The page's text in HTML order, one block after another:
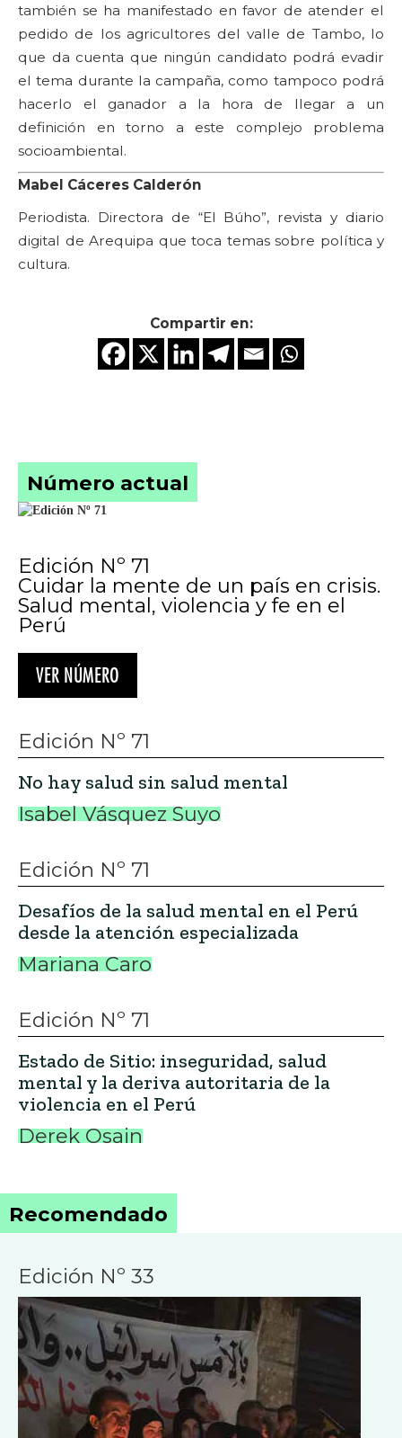
también se ha manifestado en favor de atender el
pedido de los agricultores del valle de Tambo, lo
que da cuenta que ningún candidato podrá evadir
el tema durante la campaña, como tampoco podrá
hacerlo el ganador a la hora de llegar a un
definición en torno a este complejo problema
socioambiental.
Mabel Cáceres Calderón
Periodista. Directora de “El Búho”, revista y diario
digital de Arequipa que toca temas sobre política y
cultura.
Compartir en:
Número actual
Edición Nº 71
Cuidar la mente de un país en crisis.
Salud mental, violencia y fe en el
Perú
VER NÚMERO
Edición Nº 71
No hay salud sin salud mental
Isabel Vásquez Suyo
Edición Nº 71
Desafíos de la salud mental en el Perú
desde la atención especializada
Mariana Caro
Edición Nº 71
Estado de Sitio: inseguridad, salud
mental y la deriva autoritaria de la
violencia en el Perú
Derek Osain
Recomendado
Edición Nº 33